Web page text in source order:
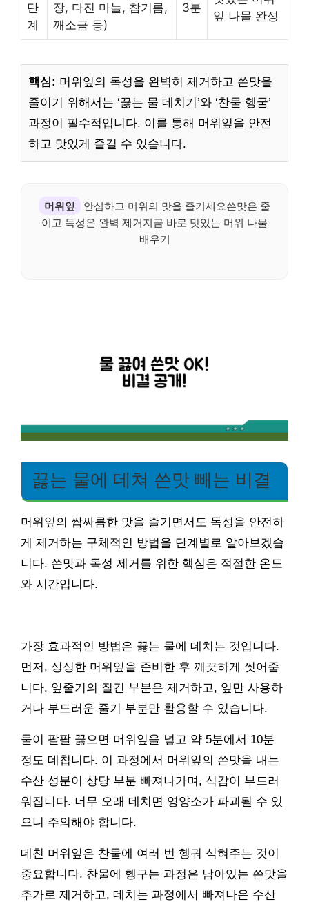
단
계
장, 다진 마늘, 참기름,
깨소금 등)
3분
잎 나물 완성
핵심: 머위잎의 독성을 완벽히 제거하고 쓴맛을
줄이기 위해서는 ‘끓는 물 데치기’와 ‘찬물 헹굼’
과정이 필수적입니다. 이를 통해 머위잎을 안전
하고 맛있게 즐길 수 있습니다.
머위잎
안심하고 머위의 맛을 즐기세요쓴맛은 줄
이고 독성은 완벽 제거지금 바로 맛있는 머위 나물
배우기
끓는 물에 데쳐 쓴맛 빼는 비결
머위잎의 쌉싸름한 맛을 즐기면서도 독성을 안전하
게 제거하는 구체적인 방법을 단계별로 알아보겠습
니다. 쓴맛과 독성 제거를 위한 핵심은 적절한 온도
와 시간입니다.
가장 효과적인 방법은 끓는 물에 데치는 것입니다.
먼저, 싱싱한 머위잎을 준비한 후 깨끗하게 씻어줍
니다. 잎줄기의 질긴 부분은 제거하고, 잎만 사용하
거나 부드러운 줄기 부분만 활용할 수 있습니다.
물이 팔팔 끓으면 머위잎을 넣고 약 5분에서 10분
정도 데칩니다. 이 과정에서 머위잎의 쓴맛을 내는
수산 성분이 상당 부분 빠져나가며, 식감이 부드러
워집니다. 너무 오래 데치면 영양소가 파괴될 수 있
으니 주의해야 합니다.
데친 머위잎은 찬물에 여러 번 헹궈 식혀주는 것이
중요합니다. 찬물에 헹구는 과정은 남아있는 쓴맛을
추가로 제거하고, 데치는 과정에서 빠져나온 수산